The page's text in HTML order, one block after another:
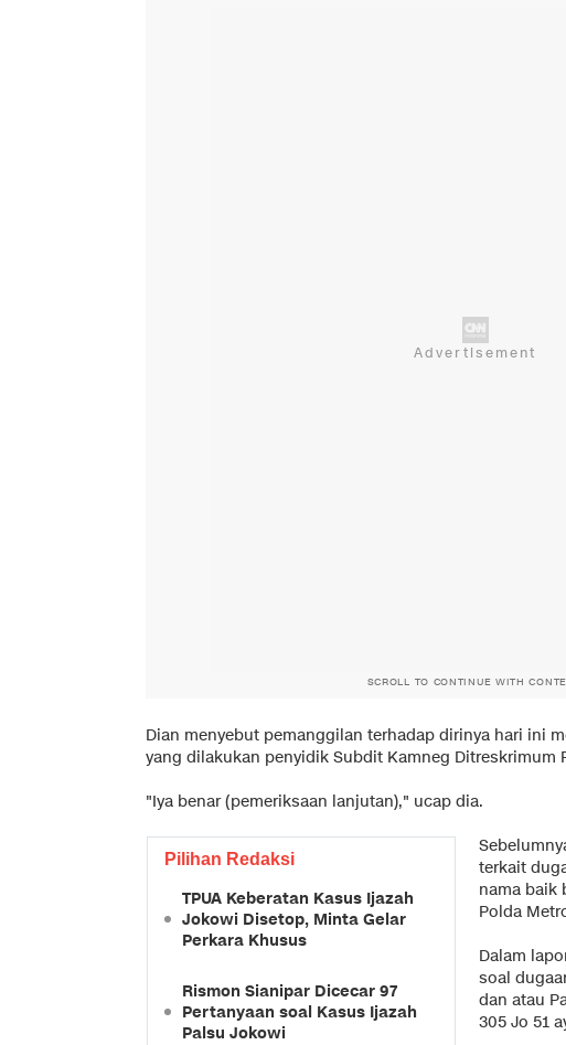
SCROLL TO CONTINUE WITH
Dian menyebut pemanggilan terhadap dirinya hari ini
yang dilakukan penyidik Subdit Kamneg Ditreskrimum
"Iya benar (pemeriksaan lanjutan)," ucap dia.
Pilihan Redaksi
TPUA Keberatan Kasus Ijazah
Jokowi Disetop, Minta Gelar
Perkara Khusus
Rismon Sianipar Dicecar 97
Pertanyaan soal Kasus Ijazah
Palsu Jokowi
terkait
nama baik
Polda
Dalam
soal
dan atau
305 Jo 51